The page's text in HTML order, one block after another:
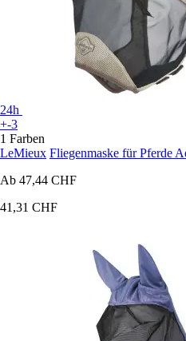
24h
+-3
1 Farben
LeMieux Fliegenmaske für Pferde
Ab 47,44 CHF
41,31 CHF